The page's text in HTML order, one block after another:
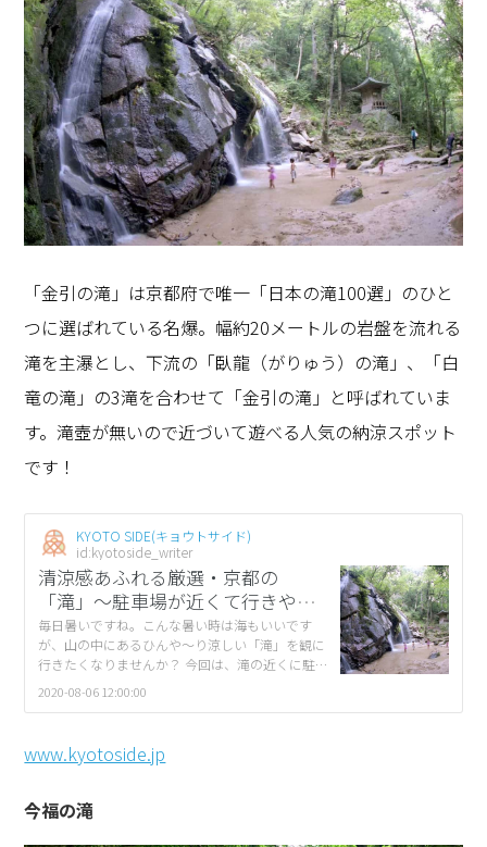
「金引の滝」は京都府で唯一「日本の滝100選」のひと
つに選ばれている名爆。幅約20メートルの岩盤を流れる
滝を主瀑とし、下流の「臥龍（がりゅう）の滝」、「白
竜の滝」の3滝を合わせて「金引の滝」と呼ばれていま
す。滝壺が無いので近づいて遊べる人気の納涼スポット
です！
KYOTO SIDE(キョウトサイド)
id:kyotoside_writer
清涼感あふれる厳選・京都の
「滝」〜駐車場が近くて行きやす
い！〜
毎日暑いですね。こんな暑い時は海もいいです
が、山の中にあるひんや～り涼しい「滝」を観に
行きたくなりませんか？ 今回は、滝の近くに駐車
紹介。写真を見ているだけでも、マイナスイオン
2020-08-06 12:00:00
www.kyotoside.jp
今福の滝